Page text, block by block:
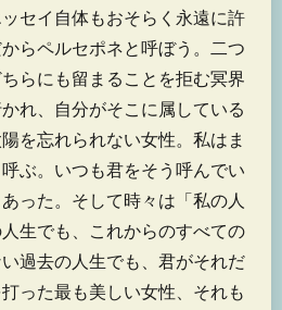
セイ自体もおそらく永遠に許
らペルセポネと呼ぼう。二つ
らにも留まることを拒む冥界
れ、自分がそこに属している
を忘れられない女性。私はま
ぶ。いつも君をそう呼んでい
った。そして時々は「私の人
生でも、これからのすべての
過去の人生でも、君がそれだ
った最も美しい女性、それも